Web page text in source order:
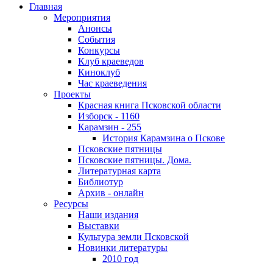
Главная
Мероприятия
Анонсы
События
Конкурсы
Клуб краеведов
Киноклуб
Час краеведения
Проекты
Красная книга Псковской области
Изборск - 1160
Карамзин - 255
История Карамзина о Пскове
Псковские пятницы
Псковские пятницы. Дома.
Литературная карта
Библиотур
Архив - онлайн
Ресурсы
Наши издания
Выставки
Культура земли Псковской
Новинки литературы
2010 год